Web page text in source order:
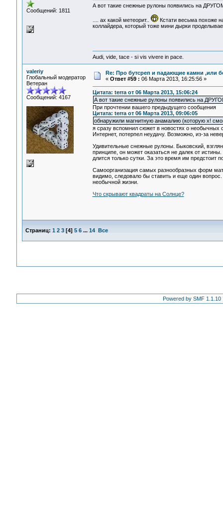
Сообщений: 1811
А вот такие снежные рулоны появились на
.... ах какой метеорит..
Кстати весьма похоже
коллайдера, который тоже мини дырки
Audi, vide, tace - si vis vivere in pace.
valeriy
Глобальный модератор
Ветеран
Сообщений: 4167
Re: Про бутсреп и падающие камни ,или
« Ответ #59 : 06 Марта 2013, 16:25:56 »
Цитата: terra от 06 Марта 2013, 15:06:24
А вот такие снежные рулоны появились на
При прочтении вашего предыдущего сообщения
Цитата: terra от 06 Марта 2013, 09:06:05
обнаружили магнитную анамалию (которую х!
я сразу вспомнил сюжет в новостях о необычных
Интернет, потерпел неудачу. Возможно, из-за
Удивительные снежные рулоны. Быковский,
принципе, он может оказаться не далек от
длится только сутки. За это время им предстоит
Самоорганизация самых разнообразных форм
видимо, следовало бы ставить и еще один
необычной жизни.
Что скрывают квадраты на Солнце?
Страниц: 1 2 3[4] 5 6 ... 14 Все
Powered by SMF 1.1.10